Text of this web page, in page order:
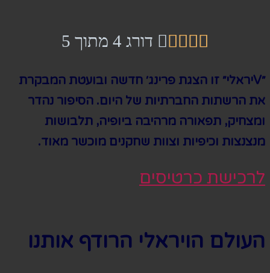




 דורג 4 מתוך 5
״Vיראלי״ זו הצגת פרינג׳ חדשה ובועטת המבקרת
את הרשתות החברתיות של היום. הסיפור נהדר
ומצחיק, תפאורה מרהיבה ביופיה, תלבושות
מנצנצות וכיפיות וצוות שחקנים מוכשר מאוד.
לרכישת כרטיסים
העולם הויראלי הרודף אותנו